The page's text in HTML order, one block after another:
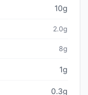
10g
2.0g
8g
1g
0.3g